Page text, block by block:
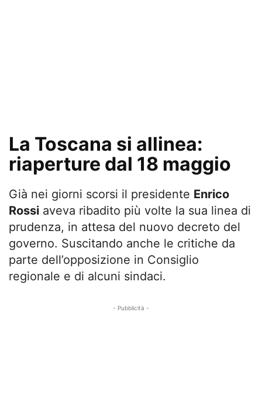
La Toscana si allinea:
riaperture dal 18 maggio
Già nei giorni scorsi il presidente Enrico
Rossi aveva ribadito più volte la sua linea di
prudenza, in attesa del nuovo decreto del
governo. Suscitando anche le critiche da
parte dell’opposizione in Consiglio
regionale e di alcuni sindaci.
- Pubblicità -